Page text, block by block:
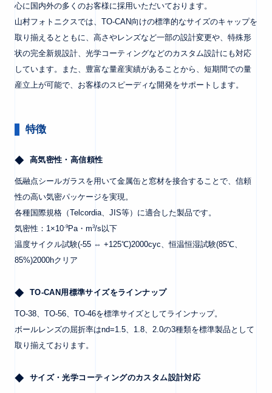
心に国内外の多くのお客様に採用いただいております。
山村フォトニクスでは、TO-CAN向けの標準的なサイズのキャップを
取り揃えるとともに、高さやレンズなど一部の設計変更や、特殊形
状の完全新規設計、光学コーティングなどのカスタム設計にも対応
しています。また、豊富な量産実績があることから、短期間での量
産立上が可能で、お客様のスピーディな開発をサポートします。
特徴
高気密性・高信頼性
低融点シールガラスを用いて金属缶と窓材を接合することで、信頼
性の高い気密パッケージを実現。
各種国際規格（Telcordia、JIS等）に適合した製品です。
気密性：1×10-9Pa・m3/s以下
温度サイクル試験(-55 ⇔ +125℃)2000cyc、恒温恒湿試験(85℃、
85%)2000hクリア
TO-CAN用標準サイズをラインナップ
TO-38、TO-56、TO-46を標準サイズとしてラインナップ。
ボールレンズの屈折率はnd=1.5、1.8、2.0の3種類を標準製品として
取り揃えております。
サイズ・光学コーティングのカスタム設計対応